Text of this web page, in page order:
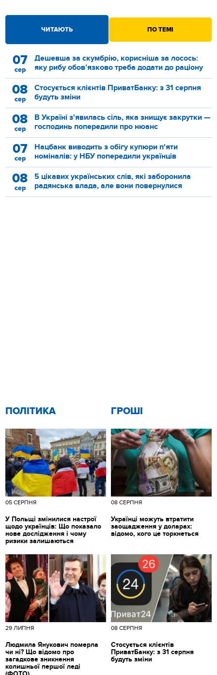
ЧИТАЮТЬ ПО ТЕМІ
07
сер
Дешевша за скумбрію, корисніша за лосось:
яку рибу обов’язково треба додати до раціону
08
сер
Стосується клієнтів ПриватБанку: з 31 серпня
будуть зміни
08
сер
В Україні з'явилась сіль, яка знищує закрутки —
господинь попередили про нюанс
07
сер
Нацбанк виводить з обігу купюри п'яти
номіналів: у НБУ попередили українців
08
сер
5 цікавих українських слів, які заборонила
радянська влада, але вони повернулися
ПОЛІТИКА
05 СЕРПНЯ
У Польщі змінилися настрої
щодо українців: Що показало
нове дослідження і чому
ризики залишаються
ГРОШІ
08 СЕРПНЯ
Українці можуть втратити
заощадження у доларах:
відомо, кого це торкнеться
29 ЛИПНЯ
Людмила Янукович померла
чи ні? Що відомо про
загадкове зникнення
колишньої першої леді
08 СЕРПНЯ
Стосується клієнтів
ПриватБанку: з 31 серпня
будуть зміни